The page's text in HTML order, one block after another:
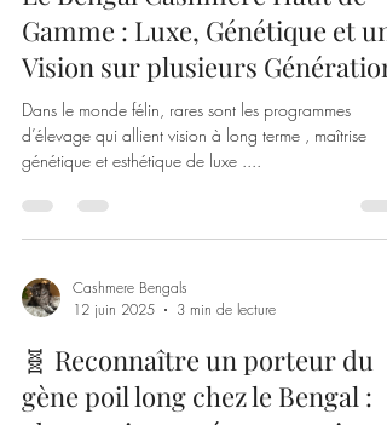
Cashmere Bengals
26 juin 2025
4 min de lecture
Le Bengal Cashmere Haut de
Gamme : Luxe, Génétique et une
Vision sur plusieurs
Dans le monde félin, rares sont les programmes
d’élevage qui allient vision à long terme , maîtrise
génétique et esthétique de luxe ....
Cashmere Bengals
12 juin 2025
3 min de lecture